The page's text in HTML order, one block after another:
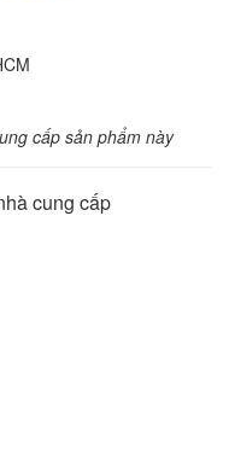
cấp sản phẩm này
cung cấp